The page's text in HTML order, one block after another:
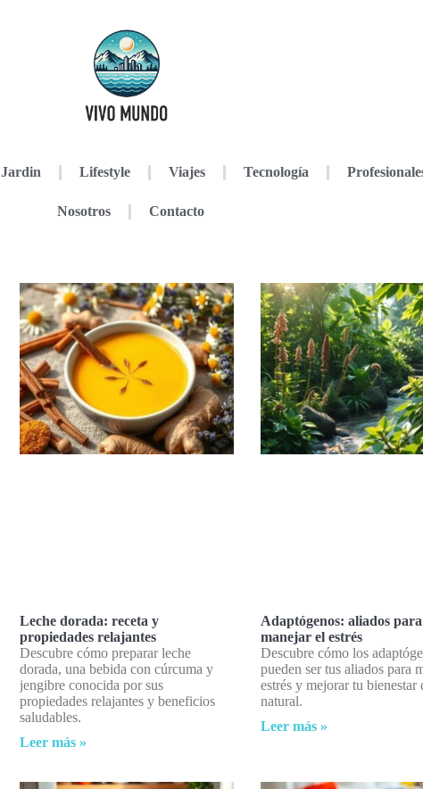
Jardin Lifestyle Viajes Tecnología
Nosotros Contacto
Leche dorada: receta y
propiedades relajantes
Descubre cómo preparar leche
dorada, una bebida con cúrcuma y
jengibre conocida por sus
propiedades relajantes y beneficios
saludables.
Leer más »
Adaptógenos: aliados para
manejar el estrés
Descubre cómo los
pueden ser tus aliados para
estrés y mejorar tu bienestar
natural.
Leer más »